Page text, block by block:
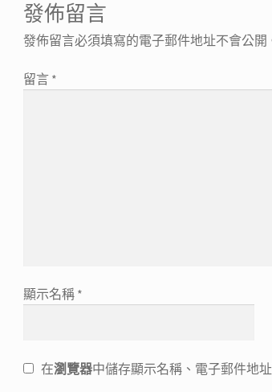
發佈留言
發佈留言必須填寫的電子郵件地址不會公開
留言 *
顯示名稱 *
在瀏覽器中儲存顯示名稱、電子郵件地